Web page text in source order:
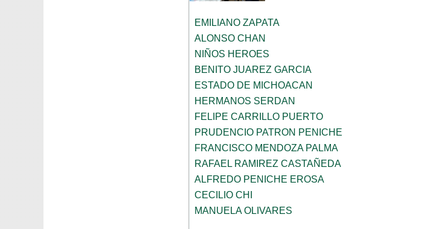
EMILIANO ZAPATA
ALONSO CHAN
NIÑOS HEROES
BENITO JUAREZ GARCIA
ESTADO DE MICHOACAN
HERMANOS SERDAN
FELIPE CARRILLO PUERTO
PRUDENCIO PATRON PENICHE
FRANCISCO MENDOZA PALMA
RAFAEL RAMIREZ CASTAÑEDA
ALFREDO PENICHE EROSA
CECILIO CHI
MANUELA OLIVARES